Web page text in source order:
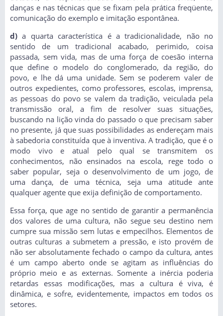
danças e nas técnicas que se fixam pela prática freqüente,
comunicação do exemplo e imitação espontânea.
d) a quarta característica é a tradicionalidade, não no
sentido de um tradicional acabado, perimido, coisa
passada, sem vida, mas de uma força de coesão interna
que define o modelo do conglomerado, da região, do
povo, e lhe dá uma unidade. Sem se poderem valer de
outros expedientes, como professores, escolas, imprensa,
as pessoas do povo se valem da tradição, veiculada pela
transmissão oral, a fim de resolver suas situações,
buscando na lição vinda do passado o que precisam saber
no presente, já que suas possibilidades as endereçam mais
à sabedoria constituída que à inventiva. A tradição, que é o
modo vivo e atual pelo qual se transmitem os
conhecimentos, não ensinados na escola, rege todo o
saber popular, seja o desenvolvimento de um jogo, de
uma dança, de uma técnica, seja uma atitude ante
qualquer agente que exija definição de comportamento.
Essa força, que age no sentido de garantir a permanência
dos valores de uma cultura, não segue seu destino nem
cumpre sua missão sem lutas e empecilhos. Elementos de
outras culturas a submetem a pressão, e isto provém de
não ser absolutamente fechado o campo da cultura, antes
é um campo aberto onde se agitam as influências do
próprio meio e as externas. Somente a inércia poderia
retardas essas modificações, mas a cultura é viva, é
dinâmica, e sofre, evidentemente, impactos em todos os
setores.